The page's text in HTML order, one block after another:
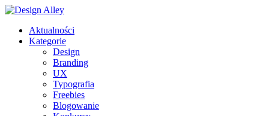
Aktualności
Kategorie
Design
Branding
UX
Typografia
Freebies
Blogowanie